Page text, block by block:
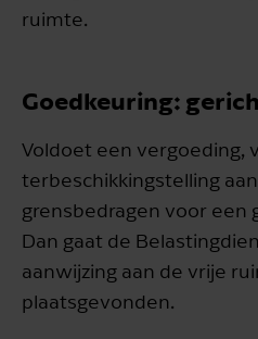
ruimte.
Goedkeuring:
Voldoet een vergoeding,
terbeschikkingstelling
grensbedragen voor een
Dan gaat de
aanwijzing aan de vrije
plaatsgevonden.